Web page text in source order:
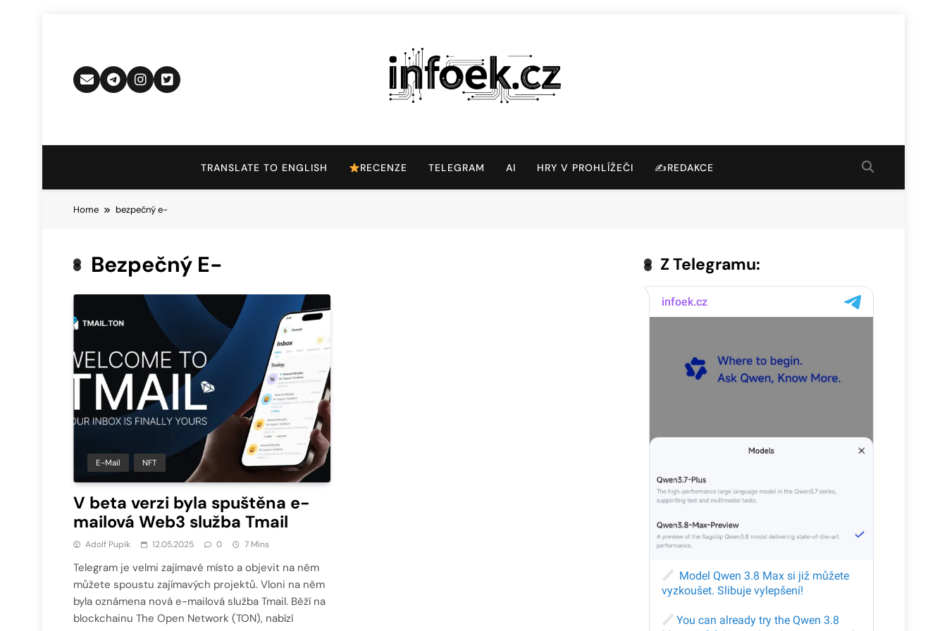
Infoek.cz
TRANSLATE TO ENGLISH RECENZE TELEGRAM AI HRY V PROHLÍŽEČI ✍️REDAKCE
Home bezpečný e-
Bezpečný E-
E-Mail NFT
V beta verzi byla spuštěna e-
mailová Web3 služba Tmail
Adolf Pupík 12.05.2025 0 7 Mins
Telegram je velmi zajímavé místo a objevit na něm
můžete spoustu zajímavých projektů. Vloni na něm
byla oznámena nová e-mailová služba Tmail. Běží na
blockchainu The Open Network (TON), nabízí
Z Telegramu: